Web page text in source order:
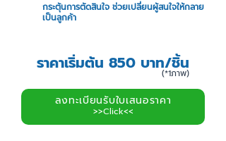
กระตุ้นการตัดสินใจ ช่วยเปลี่ยนผู้สนใจให้กลาย
เป็นลูกค้า
ราคาเริ่มต้น 850 บาท/ชิ้น
(*1ภาพ)
ลงทะเบียนรับใบเสนอราคา
>>Click<<